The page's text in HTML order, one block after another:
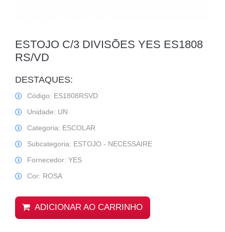
ESTOJO C/3 DIVISÕES YES ES1808
RS/VD
DESTAQUES:
Código: ES1808RSVD
Unidade: UN
Categoria: ESCOLAR
Subcategoria: ESTOJO - NECESSAIRE
Fornecedor: YES
Cor: ROSA
ADICIONAR AO CARRINHO